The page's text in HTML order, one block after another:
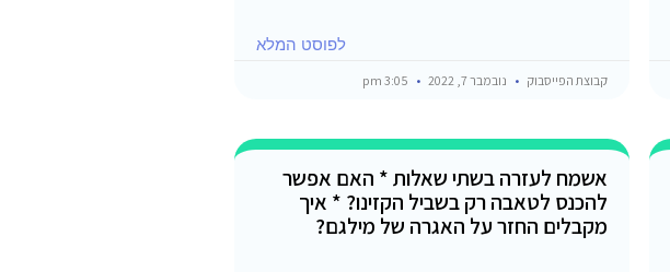
לפוסט המלא
קבוצת הפייסבוק נובמבר 7, 2022
אשמח לעזרה בשתי שאלות * האם אפשר
להכנס לטאבה רק בשביל הקזינו? * איך
מקבלים החזר על האגרה של מילגם?